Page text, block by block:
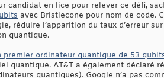
candidat en lice pour relever ce défi,
avec Bristlecone pour nom de code.
réduire l’apparition du taux d’erreur
quantique.
premier ordinateur quantique de 53
quantique. AT&T a également déclaré
quantiques). Google n’a pas